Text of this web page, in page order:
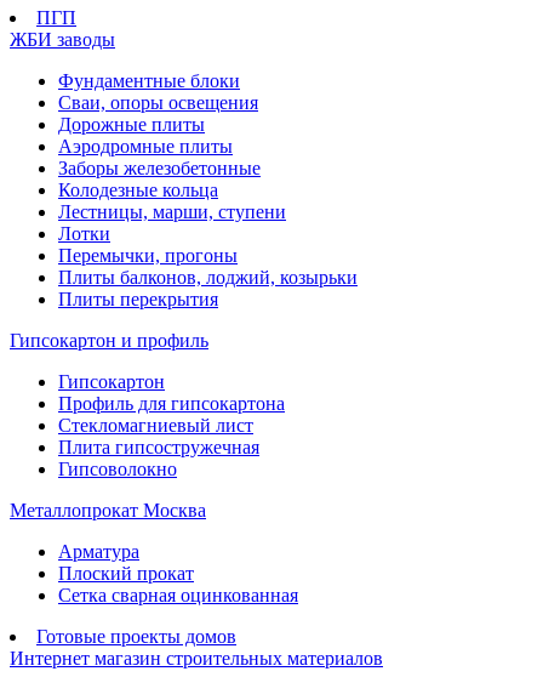
ПГП
ЖБИ заводы
Фундаментные блоки
Сваи, опоры освещения
Дорожные плиты
Аэродромные плиты
Заборы железобетонные
Колодезные кольца
Лестницы, марши, ступени
Лотки
Перемычки, прогоны
Плиты балконов, лоджий, козырьки
Плиты перекрытия
Гипсокартон и профиль
Гипсокартон
Профиль для гипсокартона
Стекломагниевый лист
Плита гипсостружечная
Гипсоволокно
Металлопрокат Москва
Арматура
Плоский прокат
Сетка сварная оцинкованная
Готовые проекты домов
Интернет магазин строительных материалов